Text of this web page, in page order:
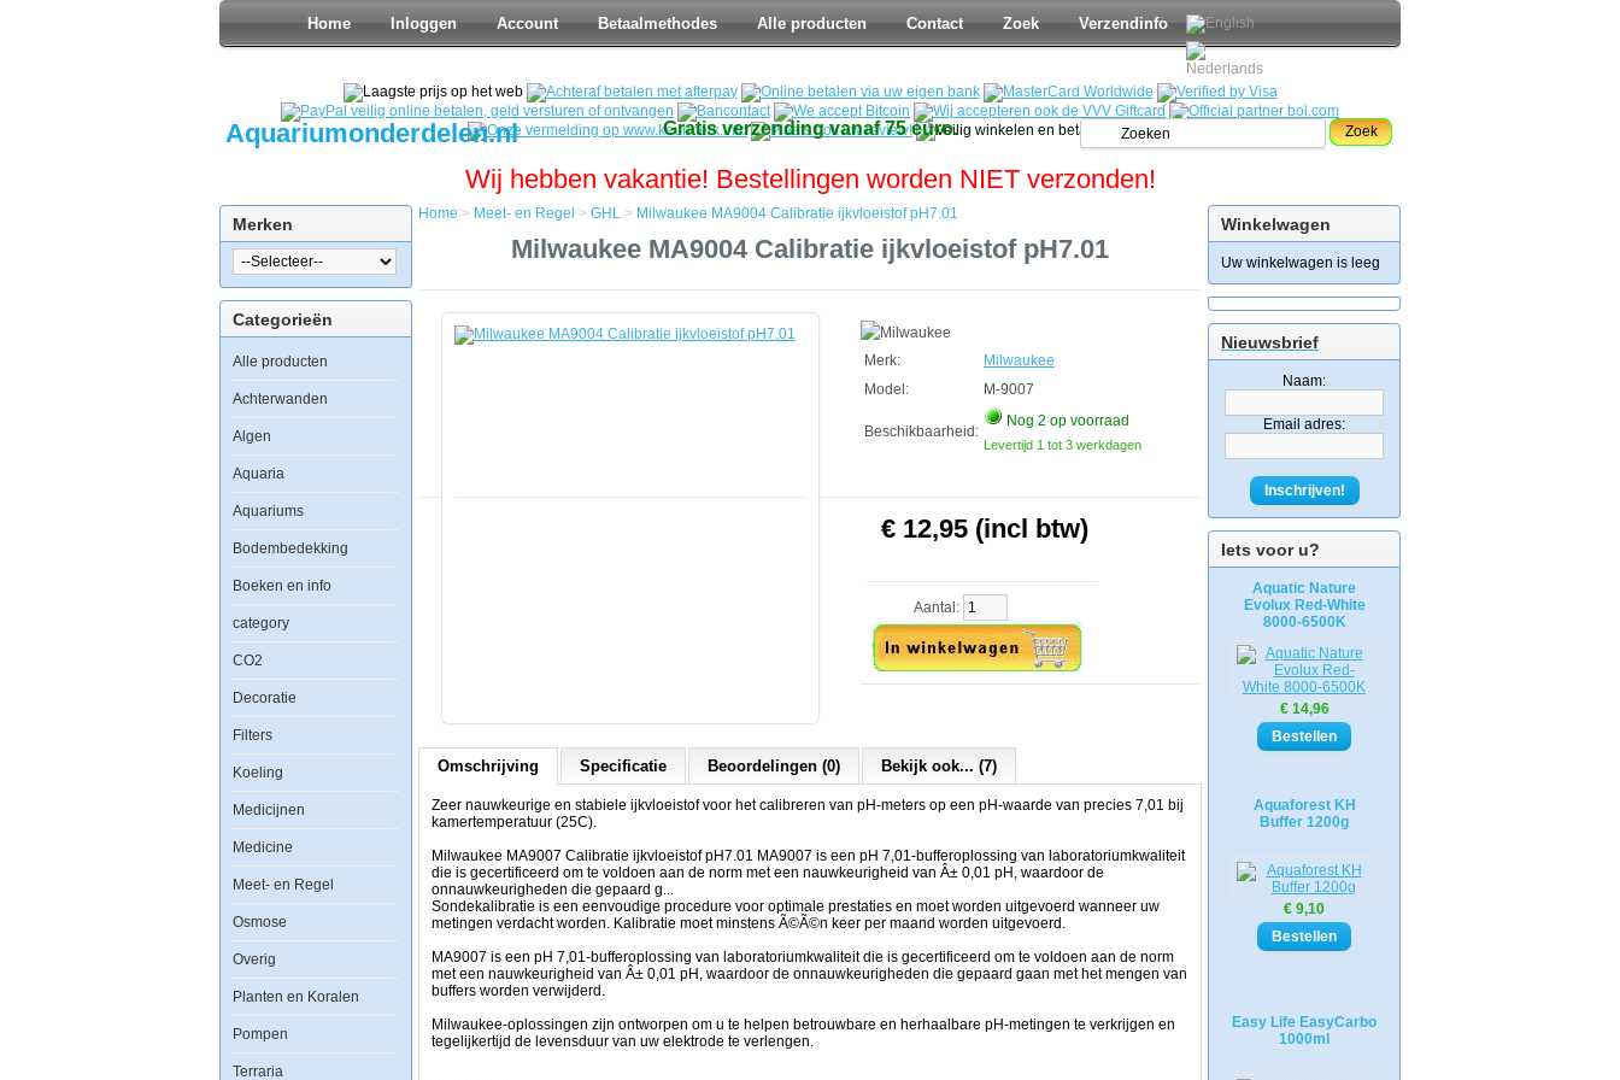
Home Inloggen Account Betaalmethodes Alle producten Contact Zoek Verzendinfo
Aquariumonderdelen.nl Gratis verzending vanaf 75 euro. Zoek
Wij hebben vakantie! Bestellingen worden NIET verzonden!
Merken
Categorieën
Alle producten
Achterwanden
Algen
Aquaria
Aquariums
Bodembedekking
Boeken en info
category
CO2
Decoratie
Filters
Koeling
Medicijnen
Medicine
Meet- en Regel
Osmose
Overig
Planten en Koralen
Pompen
Terraria
Winkelwagen
Uw winkelwagen is leeg
Nieuwsbrief
Naam:
Email adres:
Inschrijven!
Iets voor u?
Aquatic Nature
Evolux Red-White
8000-6500K
€ 14,96
Aquaforest KH
Buffer 1200g
€ 9,10
Easy Life EasyCarbo
1000ml
Regel
GHL
Milwaukee
ijkvloeistof
voor
calibreren
van
pH-
meters
op
pH-
waarde
van
7,01
bij
Home > Meet- en Regel > GHL > Milwaukee MA9004 Calibratie ijkvloeistof pH7.01
Milwaukee MA9004 Calibratie ijkvloeistof pH7.01
Merk:
Milwaukee
Model:
M-9007
Beschikbaarheid:
Nog 2 op voorraad
Levertijd 1 tot 3 werkdagen
€ 12,95 (incl btw)
Aantal:
Omschrijving Specificatie Beoordelingen (0) Bekijk ook... (7)
Zeer nauwkeurige en stabiele ijkvloeistof voor het calibreren van pH-meters op een pH-waarde van precies 7,01 bij
kamertemperatuur (25C).
Milwaukee MA9007 Calibratie ijkvloeistof pH7.01 MA9007 is een pH 7,01-bufferoplossing van laboratoriumkwaliteit
die is gecertificeerd om te voldoen aan de norm met een nauwkeurigheid van Â± 0,01 pH, waardoor de
onnauwkeurigheden die gepaard g...
Sondekalibratie is een eenvoudige procedure voor optimale prestaties en moet worden uitgevoerd wanneer uw
metingen verdacht worden. Kalibratie moet minstens Ã©Ã©n keer per maand worden uitgevoerd.
MA9007 is een pH 7,01-bufferoplossing van laboratoriumkwaliteit die is gecertificeerd om te voldoen aan de norm
met een nauwkeurigheid van Â± 0,01 pH, waardoor de onnauwkeurigheden die gepaard gaan met het mengen van
buffers worden verwijderd.
Milwaukee-oplossingen zijn ontworpen om u te helpen betrouwbare en herhaalbare pH-metingen te verkrijgen en
tegelijkertijd de levensduur van uw elektrode te verlengen.